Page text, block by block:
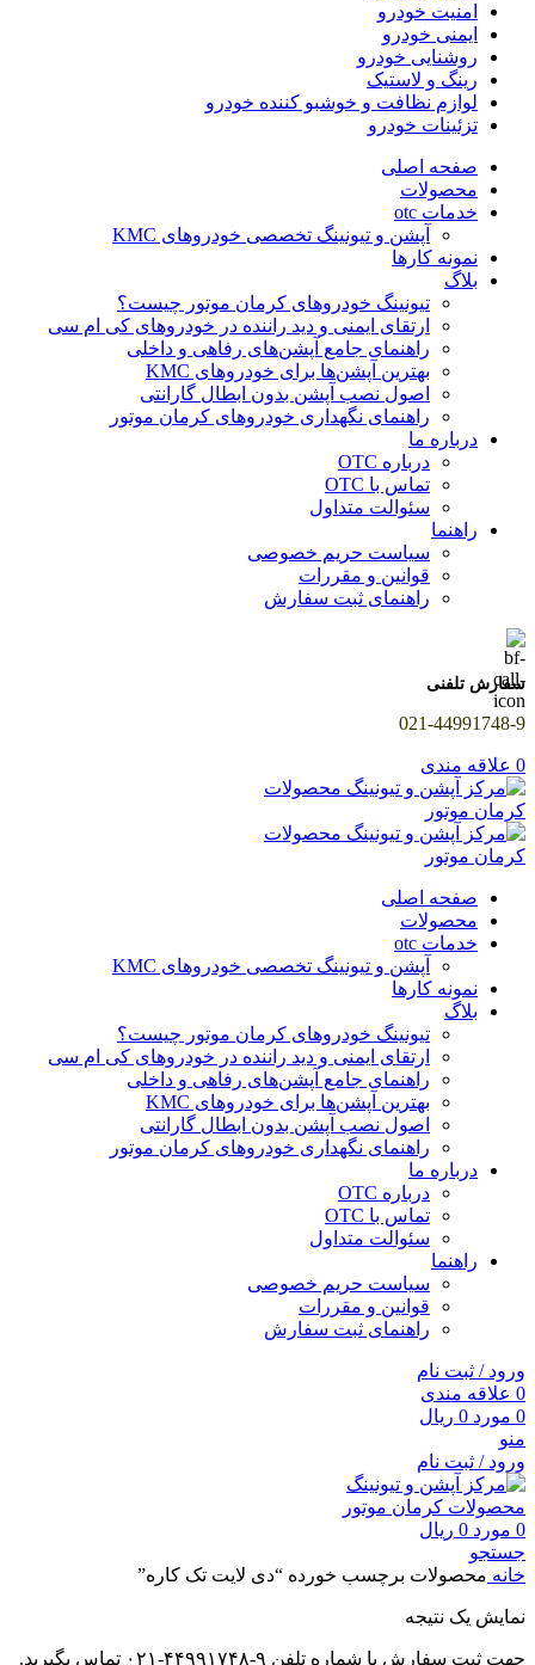
امنیت خودرو
ایمنی خودرو
روشنایی خودرو
رینگ و لاستیک
لوازم نظافت و خوشبو کننده خودرو
تزئینات خودرو
صفحه اصلی
محصولات
خدمات otc
آپشن و تیونینگ تخصصی خودروهای KMC
نمونه کارها
بلاگ
تیونینگ خودروهای کرمان موتور چیست؟
ارتقای ایمنی و دید راننده در خودروهای کی ام سی
راهنمای جامع آپشن‌های رفاهی و داخلی
بهترین آپشن‌ها برای خودروهای KMC
اصول نصب آپشن بدون ابطال گارانتی
راهنمای نگهداری خودروهای کرمان موتور
درباره ما
درباره OTC
تماس با OTC
سئوالت متداول
راهنما
سیاست حریم خصوصی
قوانین و مقررات
راهنمای ثبت سفارش
سفارش تلفنی
021-44991748-9
0 علاقه مندی
صفحه اصلی
محصولات
خدمات otc
آپشن و تیونینگ تخصصی خودروهای KMC
نمونه کارها
بلاگ
تیونینگ خودروهای کرمان موتور چیست؟
ارتقای ایمنی و دید راننده در خودروهای کی ام سی
راهنمای جامع آپشن‌های رفاهی و داخلی
بهترین آپشن‌ها برای خودروهای KMC
اصول نصب آپشن بدون ابطال گارانتی
راهنمای نگهداری خودروهای کرمان موتور
درباره ما
درباره OTC
تماس با OTC
سئوالت متداول
راهنما
سیاست حریم خصوصی
قوانین و مقررات
راهنمای ثبت سفارش
ورود / ثبت نام
0 علاقه مندی
0 مورد 0 ریال
منو
ورود / ثبت نام
0 مورد 0 ریال
جستجو
خانه محصولات برچسب خورده “دی لایت تک کاره”
نمایش یک نتیجه
جهت ثبت سفارش با شماره تلفن ۹-۴۴۹۹۱۷۴۸-۰۲۱ تماس بگیرید.